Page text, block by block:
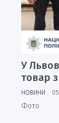
У
товар
НОВИНИ
Фото